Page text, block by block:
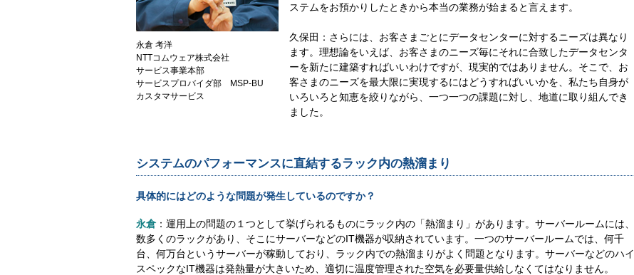
永倉 考洋
NTTコムウェア株式会社
サービス事業本部
サービスプロバイダ部 MSP-BU
カスタマサービス
ステムをお預かりしたときから本当の業務が始まると言えます。
久保田：さらには、お客さまごとにデータセンターに対するニーズは異なり
ます。理想論をいえば、お客さまのニーズ毎にそれに合致したデータセンタ
ーを新たに建築すればいいわけですが、現実的ではありません。そこで、お
客さまのニーズを最大限に実現するにはどうすればいいかを、私たち自身が
いろいろと知恵を絞りながら、一つ一つの課題に対し、地道に取り組んでき
ました。
システムのパフォーマンスに直結するラック内の熱溜まり
具体的にはどのような問題が発生しているのですか？
永倉：運用上の問題の１つとして挙げられるものにラック内の「熱溜まり」があります。サーバールームには、
数多くのラックがあり、そこにサーバーなどのIT機器が収納されています。一つのサーバールームでは、何千
台、何万台というサーバーが稼動しており、ラック内での熱溜まりがよく問題となります。サーバーなどのハイ
スペックなIT機器は発熱量が大きいため、適切に温度管理された空気を必要量供給しなくてはなりません。